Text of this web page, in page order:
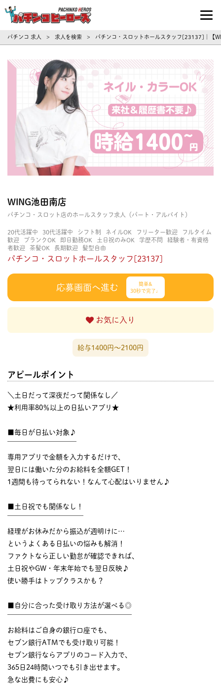
パチンコ求人・転職ならパチンコヒーロ
パチンコ 求人 > 求人を検索 > パチンコ・スロットホールスタッフ[23137]｜【
WING池田南店
パチンコ・スロット店のホールスタッフ求人（パート・アルバイト）
20代活躍中 30代活躍中 シフト制 ネイルOK フリーター歓迎
フルタイム
歓迎
ブランクOK 即日勤務OK 土日祝のみOK 学歴不問
経験者・有資格
者歓迎
茶髪OK 長期歓迎 髪型自由
パチンコ・スロットホールスタッフ[23137]
応募画面へ進む
簡単&
30秒で完了♩
お気に入り
給与1400円〜2100円
アピールポイント
＼土日だって深夜だって関係なし／
★利用率80％以上の日払いアプリ★
■毎日が日払い対象♪
専用アプリで金額を入力するだけで、
翌日には働いた分のお給料を全額GET！
1週間も待ってられない！なんて心配はいりません♪
■土日祝でも関係なし！
経理がお休みだから振込が週明けに…
というよくある日払いの悩みも解消！
ファクトなら正しい勤怠が確認できれば、
土日祝やGW・年末年始でも翌日反映♪
使い勝手はトップクラスかも？
■自分に合った受け取り方法が選べる◎
お給料はご自身の銀行口座でも、
セブン銀行ATMでも受け取り可能！
セブン銀行ならアプリのコード入力で、
365日24時間いつでも引き出せます。
急な出費にも安心♪